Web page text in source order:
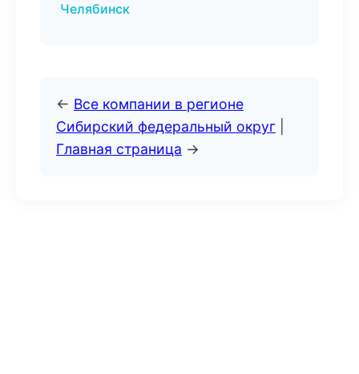
Челябинск
← Все компании в регионе
Сибирский федеральный округ
Главная страница →